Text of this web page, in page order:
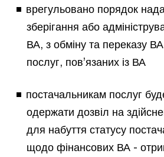
врегульовано порядок
зберігання або
ВА, з обміну та переказу
послуг, пов’язаних із ВА
постачальникам послуг
одержати дозвіл на
для набуття статусу
щодо фінансових ВА -